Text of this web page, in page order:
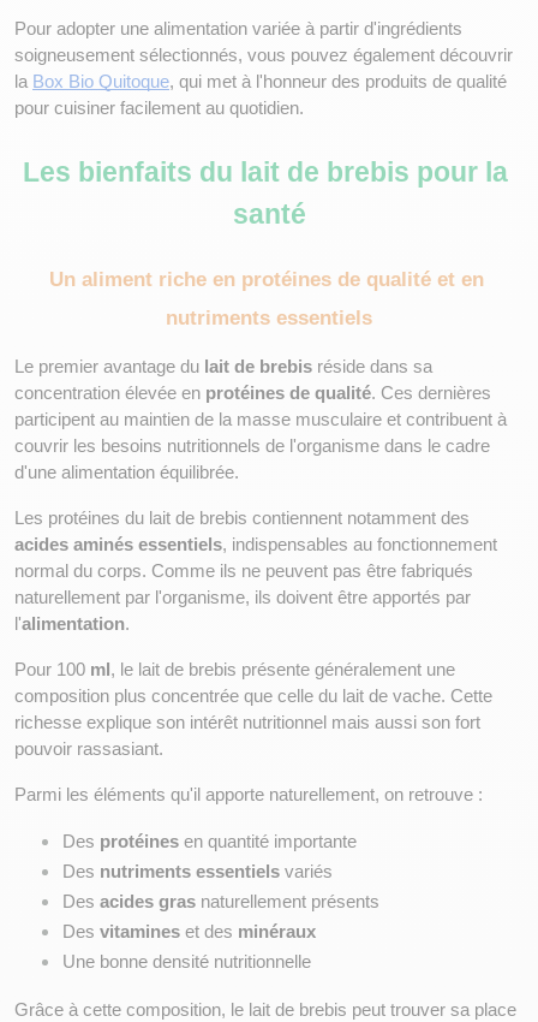
Pour adopter une alimentation variée à partir d'ingrédients
soigneusement sélectionnés, vous pouvez également découvrir
la Box Bio Quitoque, qui met à l'honneur des produits de qualité
pour cuisiner facilement au quotidien.
Les bienfaits du lait de brebis pour la
santé
Un aliment riche en protéines de qualité et en
nutriments essentiels
Le premier avantage du lait de brebis réside dans sa
concentration élevée en protéines de qualité. Ces dernières
participent au maintien de la masse musculaire et contribuent à
couvrir les besoins nutritionnels de l'organisme dans le cadre
d'une alimentation équilibrée.
acides aminés essentiels, indispensables au fonctionnement
normal du corps. Comme ils ne peuvent pas être fabriqués
naturellement par l'organisme, ils doivent être apportés par
l'alimentation.
Pour 100 ml , le lait de brebis présente généralement une
composition plus concentrée que celle du lait de vache. Cette
richesse explique son intérêt nutritionnel mais aussi son fort
pouvoir rassasiant.
Parmi les éléments qu'il apporte naturellement, on retrouve :
Des protéines en quantité importante
Des nutriments essentiels variés
Des acides gras naturellement présents
Des vitamines et des minéraux
Une bonne densité nutritionnelle
Grâce à cette composition, le lait de brebis peut trouver sa place